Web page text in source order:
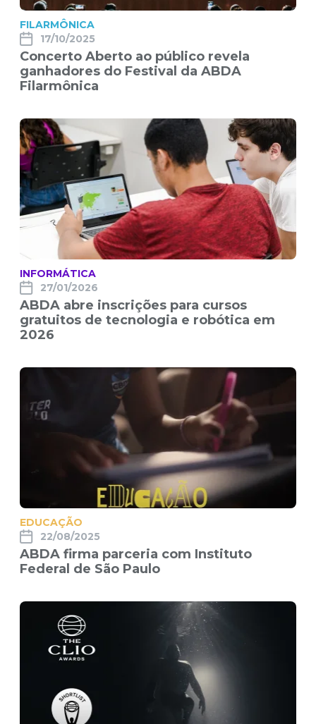
FILARMÔNICA
17/10/2025
Concerto Aberto ao público revela
ganhadores do Festival da ABDA
Filarmônica
INFORMÁTICA
27/01/2026
ABDA abre inscrições para cursos
gratuitos de tecnologia e robótica em
2026
EDUCAÇÃO
22/08/2025
ABDA firma parceria com Instituto
Federal de São Paulo